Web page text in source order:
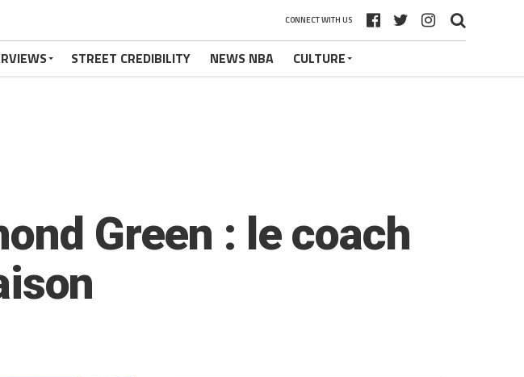
CONNECT WITH US
STREET CREDIBILITY NEWS NBA CULTURE
Green : le coach